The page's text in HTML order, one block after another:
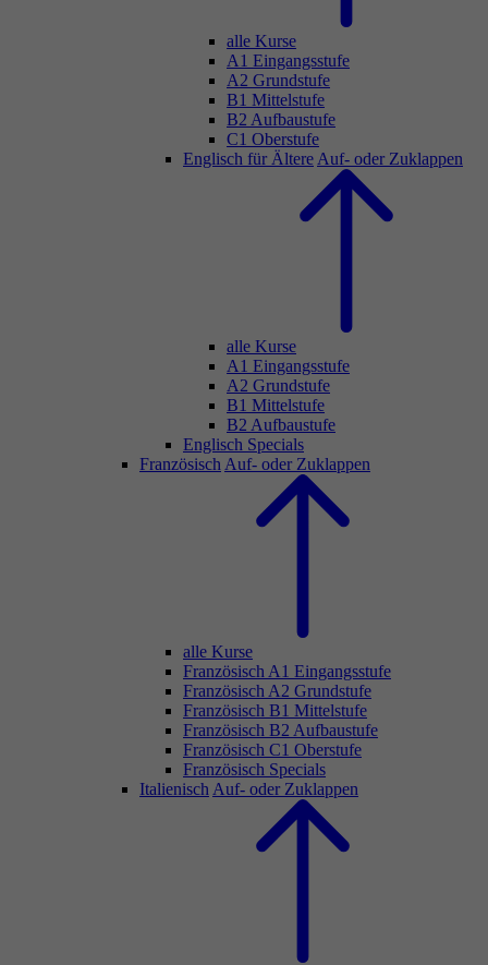
alle Kurse
A1 Eingangsstufe
A2 Grundstufe
B1 Mittelstufe
B2 Aufbaustufe
C1 Oberstufe
Englisch für Ältere Auf- oder Zuklappen
alle Kurse
A1 Eingangsstufe
A2 Grundstufe
B1 Mittelstufe
B2 Aufbaustufe
Englisch Specials
Französisch Auf- oder Zuklappen
alle Kurse
Französisch A1 Eingangsstufe
Französisch A2 Grundstufe
Französisch B1 Mittelstufe
Französisch B2 Aufbaustufe
Französisch C1 Oberstufe
Französisch Specials
Italienisch Auf- oder Zuklappen